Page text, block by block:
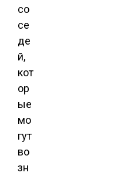
со
се
де
й,
кот
ор
ые
мо
гут
во
зн